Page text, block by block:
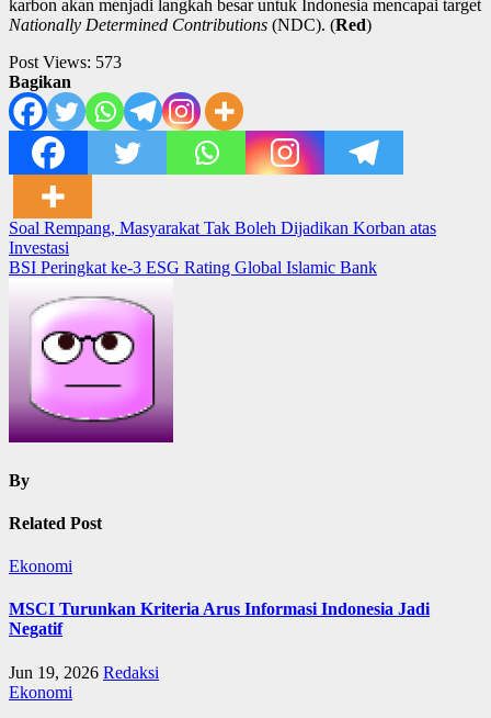
karbon akan menjadi langkah besar untuk Indonesia mencapai target
Nationally Determined Contributions (NDC). (Red)
Post Views: 573
Bagikan
Post
navigation
Soal Rempang, Masyarakat Tak Boleh Dijadikan Korban atas
Investasi
BSI Peringkat ke-3 ESG Rating Global Islamic Bank
By
Related Post
Ekonomi
MSCI Turunkan Kriteria Arus Informasi Indonesia Jadi
Negatif
Jun 19, 2026 Redaksi
Ekonomi